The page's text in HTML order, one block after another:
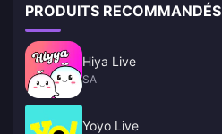
PRODUITS RECOMMANDÉS
Hiya Live
SA
Yoyo Live